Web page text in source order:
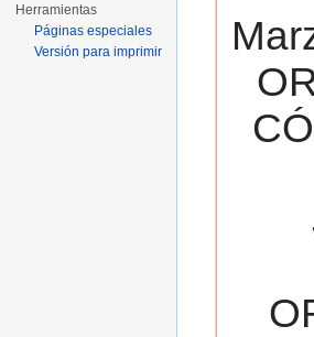
Herramientas
Páginas especiales
Versión para imprimir